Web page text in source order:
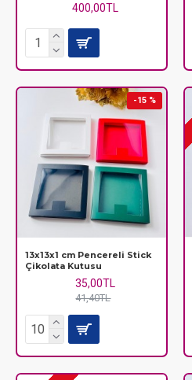
400,00TL
-15 %
13x13x1 cm Pencereli Stick
Çikolata Kutusu
35,00TL
41,40TL